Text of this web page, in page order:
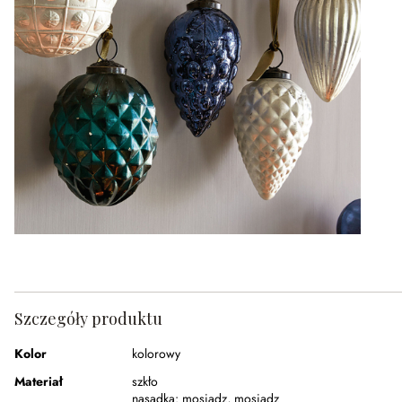
Szczegóły produktu
Kolor
kolorowy
Materiał
szkło
nasadka: mosiądz, mosiądz